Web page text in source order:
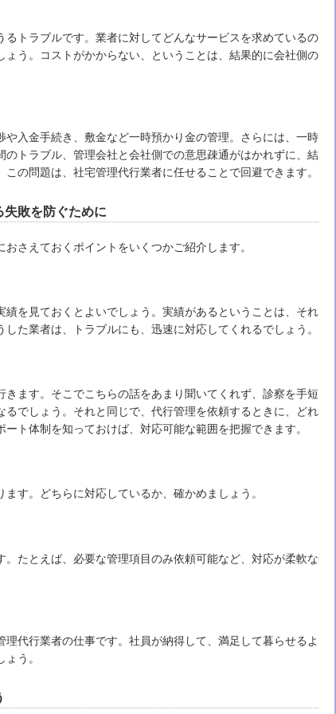
トラブルです。業者に対してどんなサービスを求めているの
う。コストがかからない、ということは、結果的に会社側の
入金手続き、敷金など一時預かり金の管理。さらには、一時
トラブル、管理会社と会社側での意思疎通がはかれずに、結
の問題は、社宅管理代行業者に任せることで回避できます。
敗を防ぐために
さえておくポイントをいくつかご紹介します。
を見ておくとよいでしょう。実績があるということは、それ
た業者は、トラブルにも、迅速に対応してくれるでしょう。
ます。そこでこちらの話をあまり聞いてくれず、診察を手短
でしょう。それと同じで、代行管理を依頼するときに、どれ
ト体制を知っておけば、対応可能な範囲を把握できます。
す。どちらに対応しているか、確かめましょう。
たとえば、必要な管理項目のみ依頼可能など、対応が柔軟な
代行業者の仕事です。社員が納得して、満足して暮らせるよ
う。